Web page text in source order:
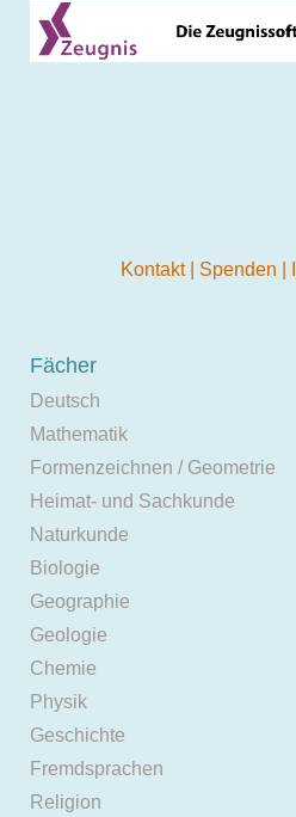
Kontakt Spenden
Fächer
Deutsch
Mathematik
Formenzeichnen / Geometrie
Heimat- und Sachkunde
Naturkunde
Biologie
Geographie
Geologie
Chemie
Physik
Geschichte
Fremdsprachen
Religion